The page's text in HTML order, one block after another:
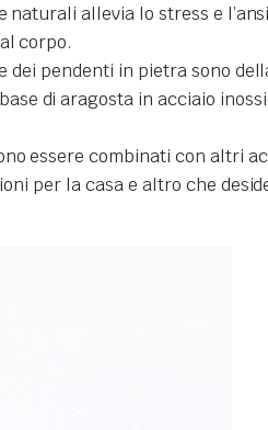
allevia lo stress e
corpo.
pendenti in pietra sono
di aragosta in acciaio
essere combinati con altri
per la casa e altro che